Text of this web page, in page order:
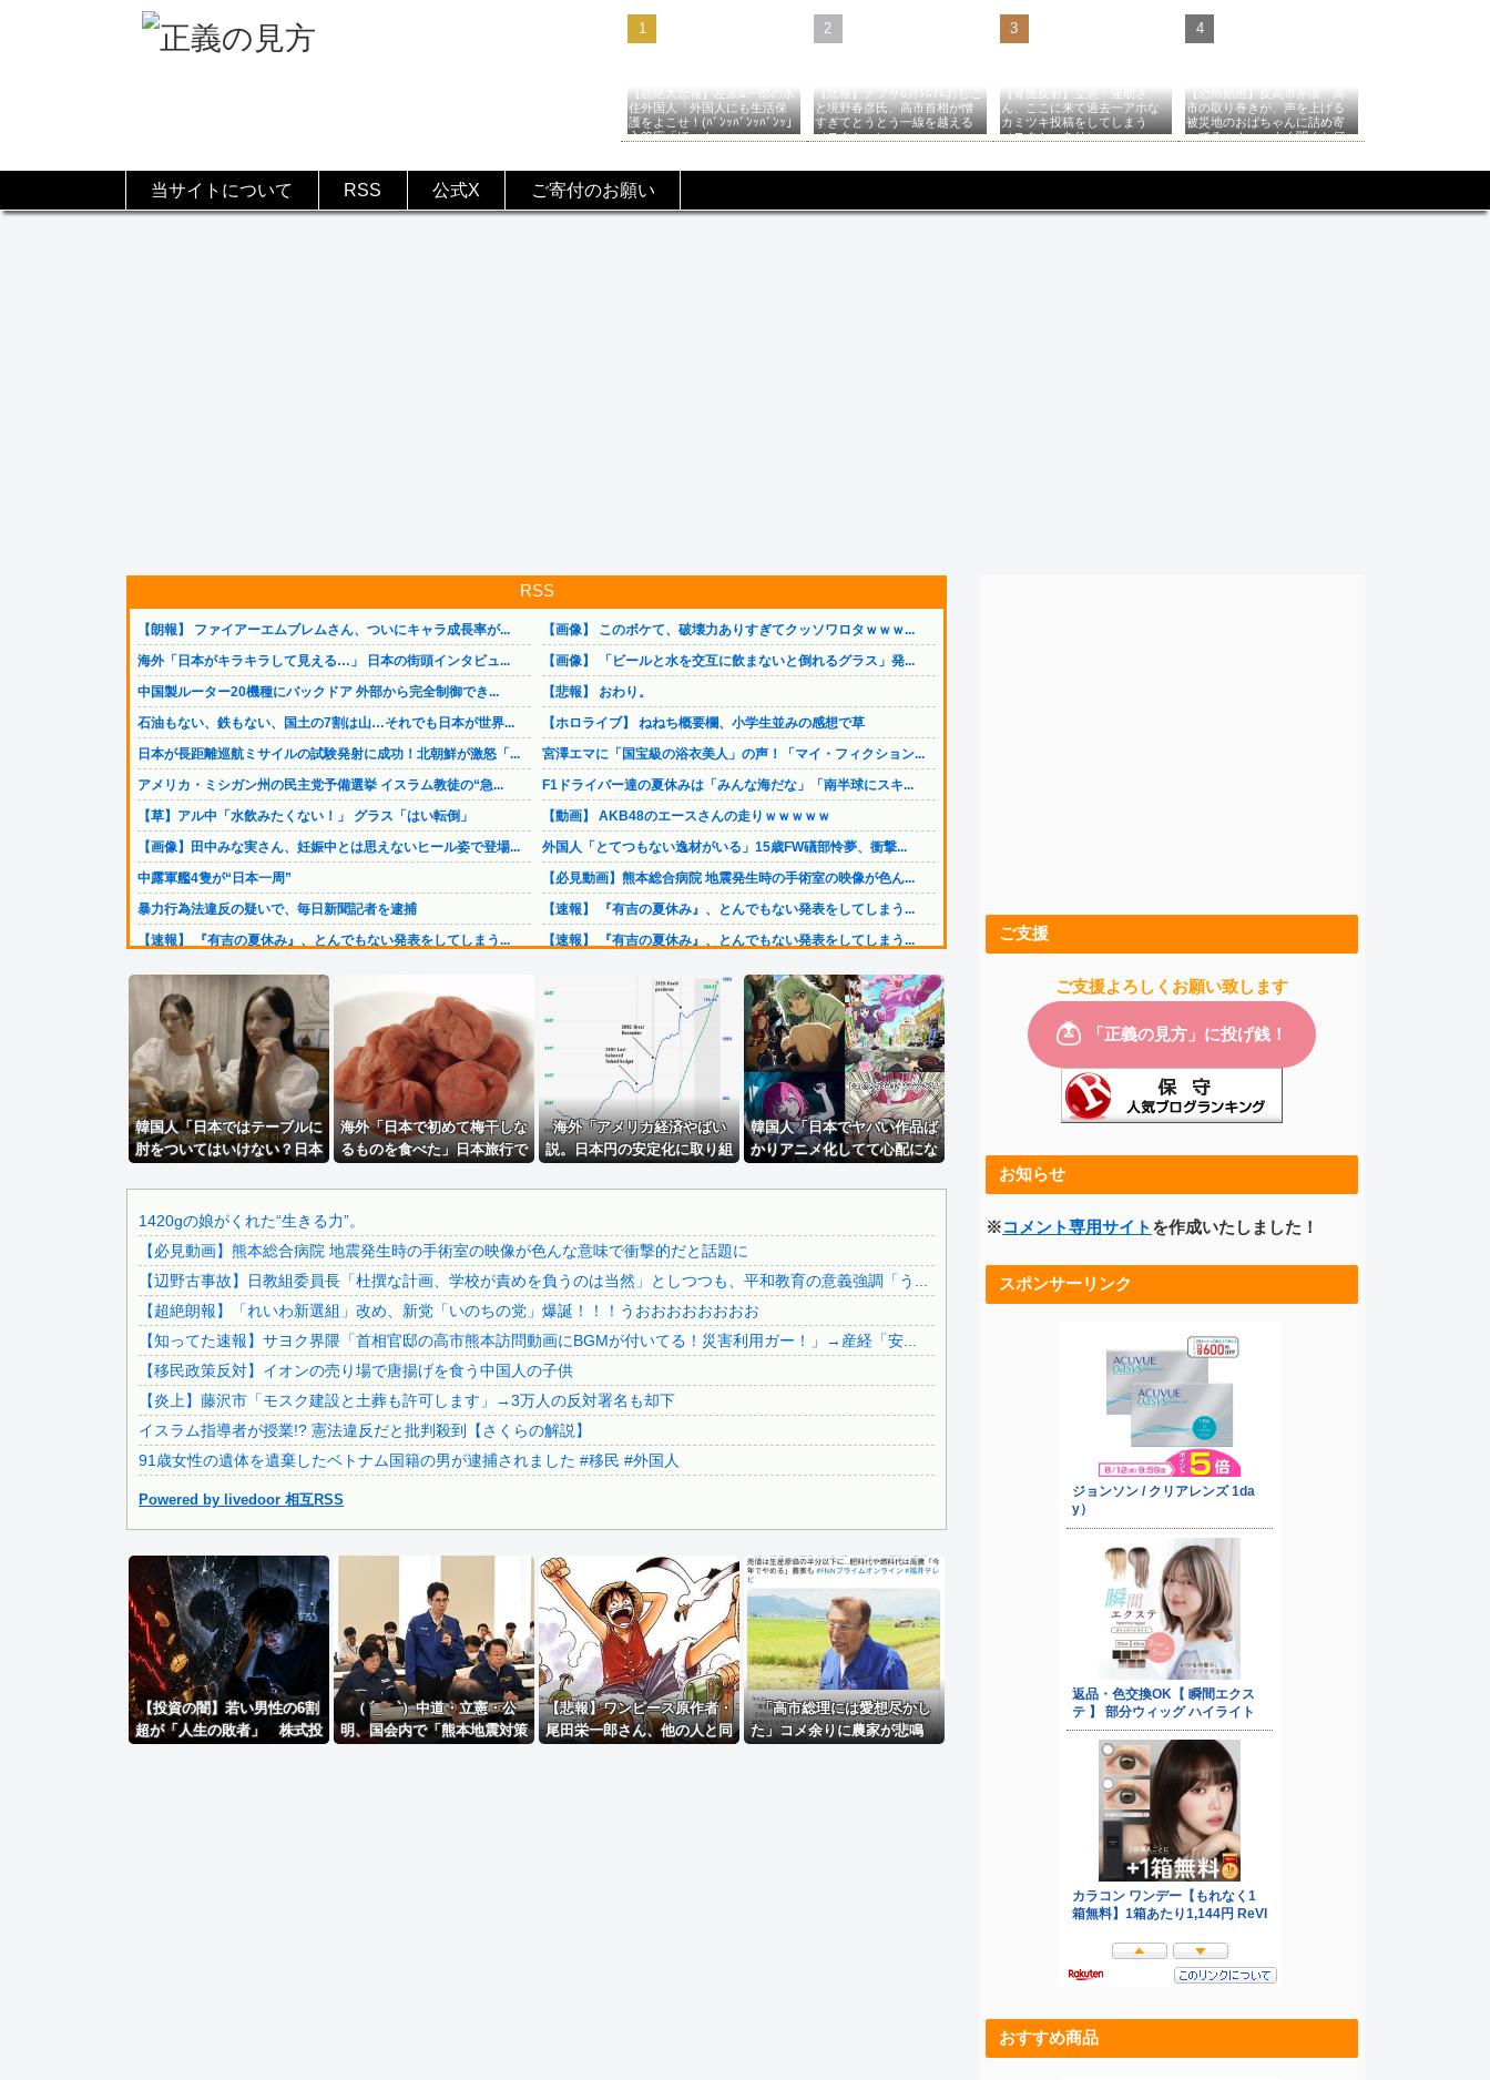
【超絶大悲報】左派&一部の永
住外国人「外国人にも生活保
護をよこせ！(ﾊﾞﾝｯﾊﾞﾝｯﾊﾞﾝｯ」
入管庁「ほーん…」→
【悲報】ナフサ6月ﾂﾑﾂﾑおじこ
と境野春彦氏、高市首相が憎
すぎてとうとう一線を越える
（スクショ）
【脊髄反射】立憲・蓮舫さ
ん、ここに来て過去一アホな
カミツキ投稿をしてしまう
（スクショあり）
【恐怖動画】反高市界隈「高
市の取り巻きが、声を上げる
被災地のおばちゃんに詰め寄
ってるぅ！」→よく聞くと何
当サイトについて RSS 公式X ご寄付のお願い
RSS
【朗報】 ファイアーエムブレムさん、ついにキャラ成長率が...
海外「日本がキラキラして見える…」 日本の街頭インタビュ...
中国製ルーター20機種にバックドア 外部から完全制御でき...
石油もない、鉄もない、国土の7割は山…それでも日本が世界...
日本が長距離巡航ミサイルの試験発射に成功！北朝鮮が激怒「...
アメリカ・ミシガン州の民主党予備選挙 イスラム教徒の“急...
【草】アル中「水飲みたくない！」 グラス「はい転倒」
【画像】田中みな実さん、妊娠中とは思えないヒール姿で登場...
中露軍艦4隻が“日本一周”
暴力行為法違反の疑いで、毎日新聞記者を逮捕
【速報】 『有吉の夏休み』、とんでもない発表をしてしまう...
（ ´_ゝ`）中道幹事長、食料品消費税2年間1%の閣議決...
【速報】 中国大手、フランスの注文を受けて3.5日で2万...
佐藤氏を事情聴取したフジテレビの弁護士がやらかした疑惑が...
【悲報】大卒初任給600万の時代へwwwwwwwwwww...
【画像】タトゥーだらけの美人海鮮料理人、現る！！←コレは...
オワコン扱いされていたデジモンさん、令和に全盛期を超える...
【悲報】共同通信、ガチで逝く・・・・・・
【悲報】日本の歴史、ついに『崩壊』してしまう・・・・・
【マスゴミ】高木美帆の国民栄誉賞受賞の画像、敢えて高市首...
連れて行かれた
【悲報】NISA大暴落 一晩でマイナス20万円も吹き飛ん...
【画像】 北海道の1500万の中古物件、レベチｗｗｗｗｗ...
【画像】24歳の人妻さん、露天風呂で撮られるｗｗｗｗｗ...
【悲報】 コロナワクチン打たなかった結果・・・・
Powered by livedoor 相互RSS
【画像】 このボケて、破壊力ありすぎてクッソワロタｗｗｗ...
【画像】 「ビールと水を交互に飲まないと倒れるグラス」発...
【悲報】 おわり。
【ホロライブ】 ねねち概要欄、小学生並みの感想で草
宮澤エマに「国宝級の浴衣美人」の声！「マイ・フィクション...
F1ドライバー達の夏休みは「みんな海だな」「南半球にスキ...
【動画】 AKB48のエースさんの走りｗｗｗｗｗ
外国人「とてつもない逸材がいる」15歳FW礒部怜夢、衝撃...
【必見動画】熊本総合病院 地震発生時の手術室の映像が色ん...
【速報】 『有吉の夏休み』、とんでもない発表をしてしまう...
【速報】 『有吉の夏休み』、とんでもない発表をしてしまう...
（ ´_ゝ`）中道幹事長、食料品消費税2年間1%の閣議決...
【速報】 中国大手、フランスの注文を受けて3.5日で2万...
佐藤氏を事情聴取したフジテレビの弁護士がやらかした疑惑が...
【画像】 北海道の1500万の中古物件、レベチｗｗｗｗｗ...
【画像】 北海道の1500万の中古物件、レベチｗｗｗｗｗ...
仙台育英高校の美人女子マネージャー、神聖な甲子園でカメラ...
【画像】24歳の人妻さん、露天風呂で撮られるｗｗｗｗｗ...
【辺野古事故】日教組委員長「杜撰な計画、学校が責めを負う...
【知ってた速報】サヨク界隈「首相官邸の高市熊本訪問動画に...
【移民政策反対】イオンの売り場で唐揚げを食う中国人の子供
【炎上】藤沢市「モスク建設と土葬も許可します」→3万人の...
91歳女性の遺体を遺棄したベトナム国籍の男が逮捕されまし...
日本旅行キャンセルすべきか…1万年ぶり史上最大級の火山の...
無気力な韓国代表、オーストリアにも0-1で敗北…3月のA...
3.1節がある月なのに…3月のカレンダーに日本の富士山・...
韓国代表、コートジボワールに0対4で完敗＝韓国の反応
Powered by livedoor 相互RSS
韓国人「日本ではテーブルに
肘をついてはいけない？日本
格すぎて韓国人が衝撃！」→
「これが日本の食事マナー
か？‥」
海外「日本で初めて梅干しな
るものを食べた」日本旅行で
る海外の反応
海外「アメリカ経済やばい
説。日本円の安定化に取り組
韓国人「日本でヤバい作品ば
かりアニメ化してて心配にな
1420gの娘がくれた“生きる力”。
【必見動画】熊本総合病院 地震発生時の手術室の映像が色んな意味で衝撃的だと話題に
【辺野古事故】日教組委員長「杜撰な計画、学校が責めを負うのは当然」としつつも、平和教育の意義強調「う...
【超絶朗報】「れいわ新選組」改め、新党「いのちの党」爆誕！！！うおおおおおおおお
【知ってた速報】サヨク界隈「首相官邸の高市熊本訪問動画にBGMが付いてる！災害利用ガー！」→産経「安...
【移民政策反対】イオンの売り場で唐揚げを食う中国人の子供
【炎上】藤沢市「モスク建設と土葬も許可します」→3万人の反対署名も却下
イスラム指導者が授業!? 憲法違反だと批判殺到【さくらの解説】
91歳女性の遺体を遺棄したベトナム国籍の男が逮捕されました #移民 #外国人
Powered by livedoor 相互RSS
【投資の闇】若い男性の6割
超が「人生の敗者」 株式投
（ ´_ゝ`）中道・立憲・公
明、国会内で「熊本地震対策
【悲報】ワンピース原作者・
尾田栄一郎さん、他の人と同
「高市総理には愛想尽かし
た」コメ余りに農家が悲鳴
ご支援
ご支援よろしくお願い致します
お知らせ
※コメント専用サイト を作成いたしました！
スポンサーリンク
おすすめ商品